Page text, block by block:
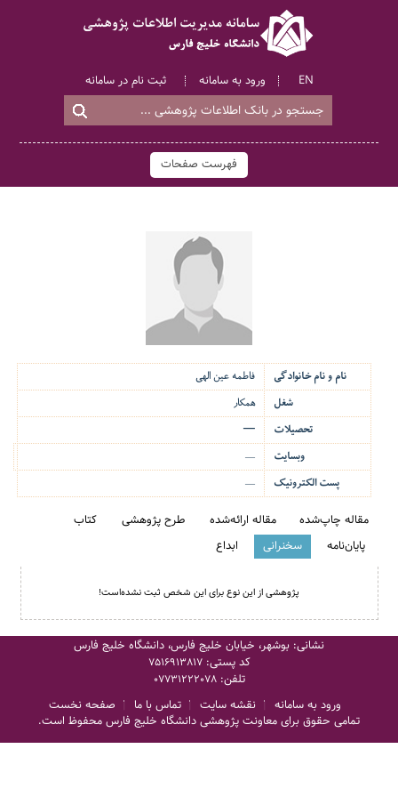
ثبت نام در سامانه ورود به سامانه EN
فهرست صفحات
نام و نام خانوادگی
فاطمه عین الهی
شغل
همکار
تحصیلات
—
وبسایت
—
پست الکترونیک —
مقاله چاپ‌شده مقاله ارائه‌شده طرح پژوهشی
کتاب
پایان‌نامه
سخنرانی ابداع
پژوهشی از این نوع برای این شخص ثبت نشده‌است!
نشانی: بوشهر، خیابان خلیج فارس، دانشگاه خلیج فارس
کد پستی:7516913817
تلفن:07731222078
صفحه نخست تماس با ما نقشه سایت
ورود به سامانه
تمامی حقوق برای معاونت پژوهشی دانشگاه خلیج فارس محفوظ است.